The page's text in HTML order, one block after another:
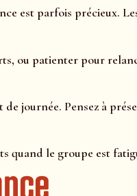
est parfois précieux.
ou patienter pour
journée. Pensez à
quand le groupe est